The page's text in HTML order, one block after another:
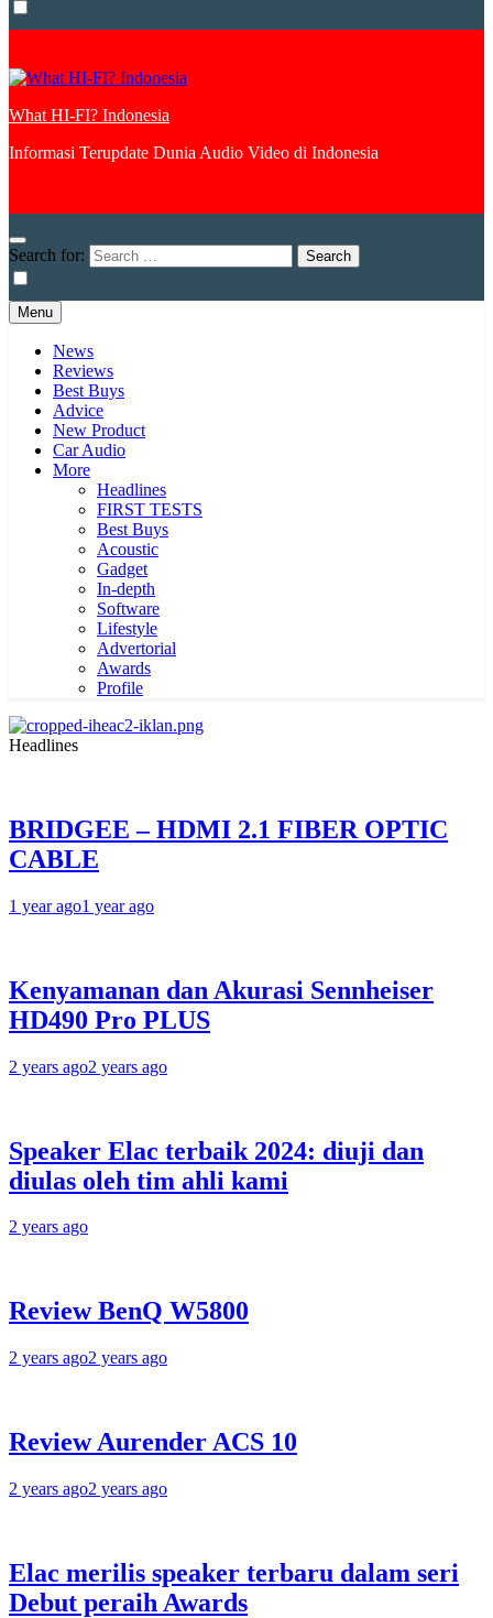
What HI-FI? Indonesia
Informasi Terupdate Dunia Audio Video di Indonesia
Search for:
Menu
News
Reviews
Best Buys
Advice
New Product
Car Audio
More
Headlines
FIRST TESTS
Best Buys
Acoustic
Gadget
In-depth
Software
Lifestyle
Advertorial
Awards
Profile
Headlines
BRIDGEE – HDMI 2.1 FIBER OPTIC
CABLE
1 year ago1 year ago
Kenyamanan dan Akurasi Sennheiser
HD490 Pro PLUS
2 years ago2 years ago
Speaker Elac terbaik 2024: diuji dan
diulas oleh tim ahli kami
2 years ago
Review BenQ W5800
2 years ago2 years ago
Review Aurender ACS 10
2 years ago2 years ago
Elac merilis speaker terbaru dalam seri
Debut peraih Awards